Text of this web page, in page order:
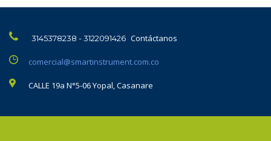
3145378238 - 3122091426 Contáctanos
comercial@smartinstrument.com.co
CALLE 19a N°5-06 Yopal, Casanare